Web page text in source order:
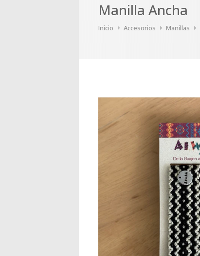
Manilla Ancha
Inicio Accesorios Manillas